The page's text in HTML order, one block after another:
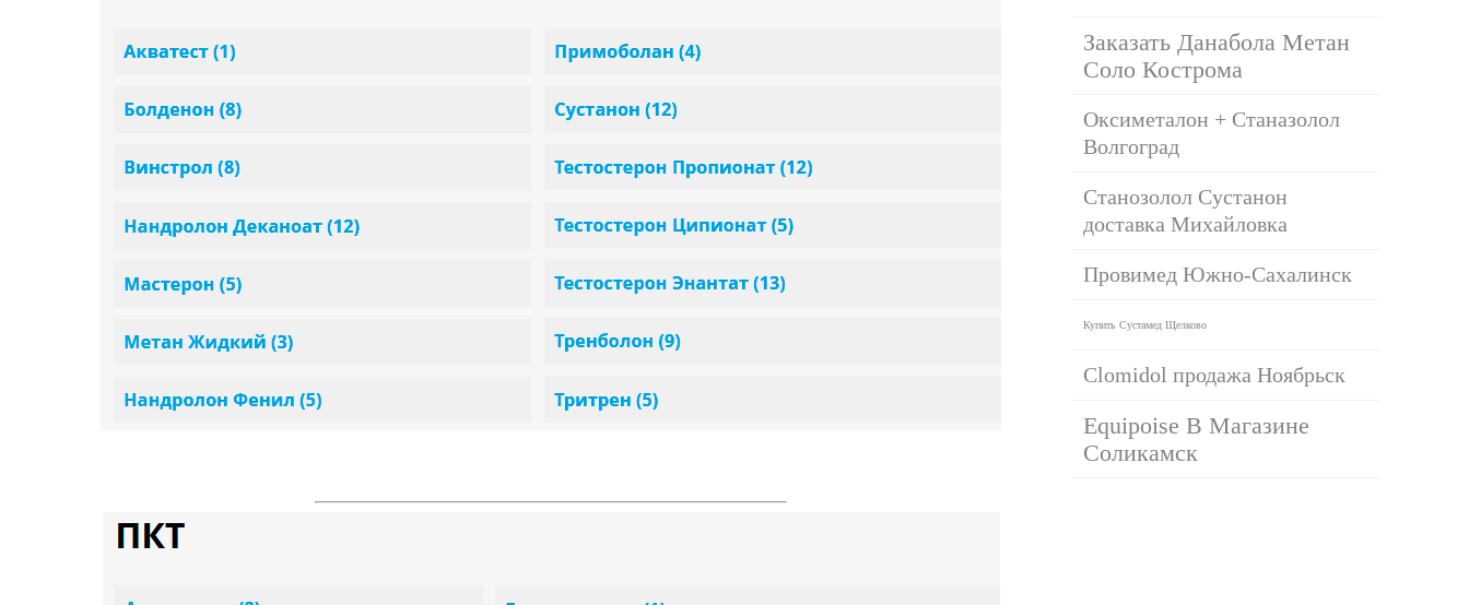
Заказать Данабола Метан
Соло Кострома
Оксиметалон + Станазолол
Волгоград
Станозолол Сустанон
доставка Михайловка
Провимед Южно-Сахалинск
Купить Сустамед Щелково
Clomidol продажа Ноябрьск
Equipoise В Магазине
Соликамск